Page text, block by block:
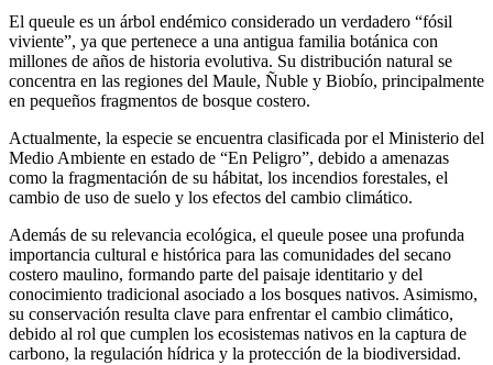
El queule es un árbol endémico considerado un verdadero “fósil
viviente”, ya que pertenece a una antigua familia botánica con
millones de años de historia evolutiva. Su distribución natural se
concentra en las regiones del Maule, Ñuble y Biobío, principalmente
en pequeños fragmentos de bosque costero.
Actualmente, la especie se encuentra clasificada por el Ministerio del
Medio Ambiente en estado de “En Peligro”, debido a amenazas
como la fragmentación de su hábitat, los incendios forestales, el
cambio de uso de suelo y los efectos del cambio climático.
Además de su relevancia ecológica, el queule posee una profunda
importancia cultural e histórica para las comunidades del secano
costero maulino, formando parte del paisaje identitario y del
conocimiento tradicional asociado a los bosques nativos. Asimismo,
su conservación resulta clave para enfrentar el cambio climático,
debido al rol que cumplen los ecosistemas nativos en la captura de
carbono, la regulación hídrica y la protección de la biodiversidad.